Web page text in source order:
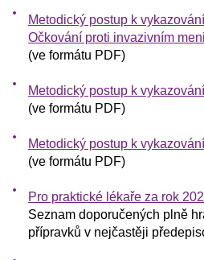
Metodický postup k
Očkování proti invazivním
(ve formátu PDF)
Metodický postup k
(ve formátu PDF)
Metodický postup k
(ve formátu PDF)
Pro praktické lékaře za rok
Seznam doporučených plně
přípravků v nejčastěji